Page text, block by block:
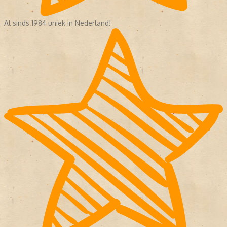
Al sinds 1984 uniek in Nederland!